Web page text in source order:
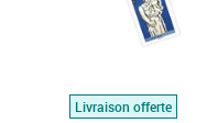
Livraison offerte